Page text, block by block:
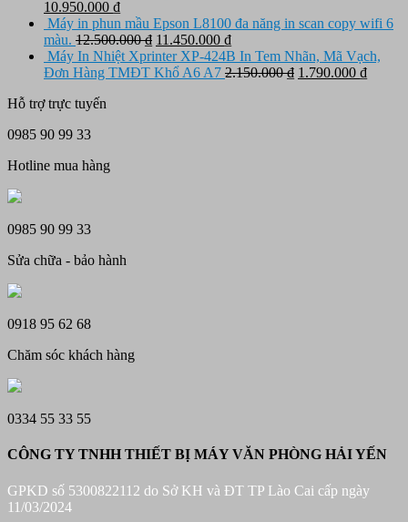
3.150.000 ₫.
là:
4.850.000 ₫.là:
4.150.000 ₫.
Giá
gốc
là:
11.650.000 ₫.
10.950.000 ₫Giá
hiện
tại
là:
10.950.000 ₫.
Máy in phun mầu Epson L8100 đa năng in scan copy wifi 6
màu. 12.500.000₫ Giá
gốc
là:
11.450.000 ₫Giá
hiện
tại
Máy In Nhiệt Xprinter XP-424B In Tem Nhãn, Mã Vạch,
Đơn Hàng TMĐT Khổ A6 A7 2.150.000₫ Giá
1.790.000 ₫Giá
Hỗ trợ trực tuyến
0985 90 99 33
Hotline mua hàng
0985 90 99 33
Sửa chữa - bảo hành
0918 95 62 68
Chăm sóc khách hàng
0334 55 33 55
CÔNG TY TNHH THIẾT BỊ MÁY VĂN PHÒNG HẢI YẾN
GPKD số 5300822112 do Sở KH và ĐT TP Lào Cai cấp ngày
11/03/2024